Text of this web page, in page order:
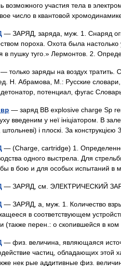
возможного участия тела в
число в квантовой
— ЗАРЯД, заряда, муж. 1. Снаряд
пороха. Охота была
в пушку туго.» Лермонтов. 2.
— только заряды на воздух тратить.
Н. Абрамова, М.: Русские
детонатор, потенциал, фугас
— заряд ВВ explosive charge Sp
введеним у неї ініціатором. В
і плоскі. За
— (Charge, cartridge) 1.
одного выстрела. Для
в бою и для особых испытаний
— ЗАРЯД, см. ЭЛЕКТРИЧЕСКИЙ
— ЗАРЯД, а, муж. 1. Количество
в соответствующем
(также перен.: о скопившейся в
— физ. величина, являющаяся
частиц, обладающих этой
нек рые аддитивные физ.